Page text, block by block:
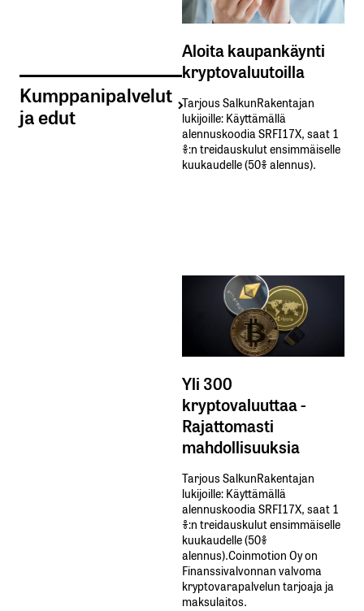
Kumppanipalvelut
ja edut
Aloita kaupankäynti
kryptovaluutoilla
Tarjous SalkunRakentajan
lukijoille: Käyttämällä​ ​
alennuskoodia​ ​SRFI17X,​ ​saat​ ​1
%:n treidauskulut​ ​ensimmäiselle​ ​
kuukaudelle​ ​(50%​ ​alennus).
Yli 300
kryptovaluuttaa -
Rajattomasti
mahdollisuuksia
Tarjous SalkunRakentajan
lukijoille: Käyttämällä​ ​
alennuskoodia​ ​SRFI17X,​ ​saat​ ​1
%:n treidauskulut​ ​ensimmäiselle​ ​
kuukaudelle​ ​(50%​ ​
alennus).Coinmotion Oy on
Finanssivalvonnan valvoma
kryptovarapalvelun tarjoaja ja
maksulaitos.